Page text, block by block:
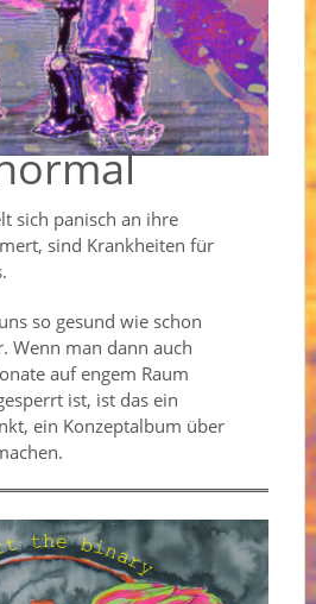
sich panisch an ihre
sind Krankheiten für
so gesund wie schon
Wenn man dann auch
auf engem Raum
ist, ist das ein
ein Konzeptalbum über